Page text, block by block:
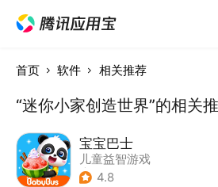
首页 软件 相关推荐
“迷你小家创造世界”的相关
宝宝巴士
儿童益智游戏
| 启蒙早教
4.8